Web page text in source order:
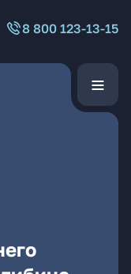
8 800 123-13-15